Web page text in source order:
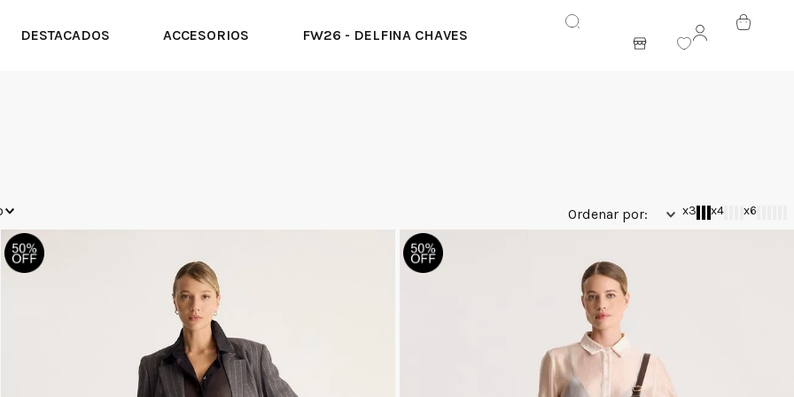
DESTACADOS ACCESORIOS FW26 - DELFINA CHAVES ENTRAR
26
Rojo
Flare
Fiesta Casual
x3 x4 x6